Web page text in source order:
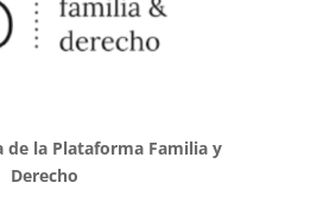
de la Plataforma Familia y
Derecho